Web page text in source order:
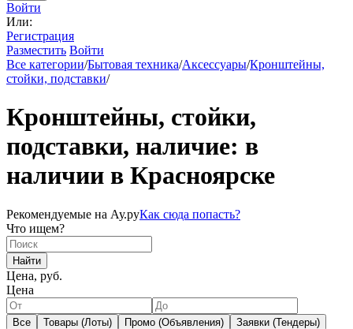
Войти
Или:
Регистрация
Разместить Войти
Все категории/Бытовая техника/Аксессуары/Кронштейны,
стойки, подставки/
Кронштейны, стойки,
подставки, наличие: в
наличии в Красноярске
Рекомендуемые на Ау.руКак сюда попасть?
Что ищем?
Найти
Цена, руб.
Цена
Все Товары (Лоты) Промо (Объявления)
Заявки (Тендеры)